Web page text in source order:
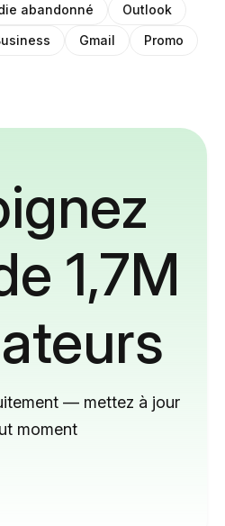
abandonné
Outlook
Gmail Promo
1,7M
— mettez à jour
moment